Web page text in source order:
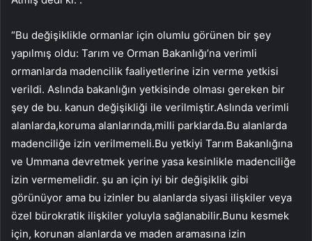
“Bu değişiklikle ormanlar için olumlu görünen bir şey
yapılmış oldu: Tarım ve Orman Bakanlığı’na verimli
ormanlarda madencilik faaliyetlerine izin verme yetkisi
verildi. Aslında bakanlığın yetkisinde olması gereken bir
şey de bu. kanun değişikliği ile verilmiştir.Aslında verimli
alanlarda,koruma alanlarında,milli parklarda.Bu alanlarda
madenciliğe izin verilmemeli.Bu yetkiyi Tarım Bakanlığına
ve Ummana devretmek yerine yasa kesinlikle madenciliğe
izin vermemelidir. şu an için iyi bir değişiklik gibi
görünüyor ama bu izinler bu alanlarda siyasi ilişkiler veya
özel bürokratik ilişkiler yoluyla sağlanabilir.Bunu kesmek
için, korunan alanlarda ve maden aramasına izin